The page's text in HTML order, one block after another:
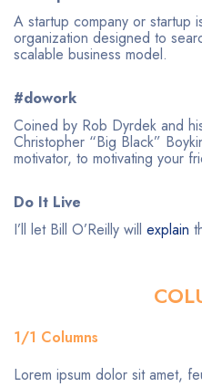
A startup company or startup
organization designed to
scalable business model.
#dowork
Coined by Rob Dyrdek and
Christopher “Big Black”
motivator, to motivating your
Do It Live
I’ll let Bill O’Reilly will explain
1/1 Columns
Lorem ipsum dolor sit amet,